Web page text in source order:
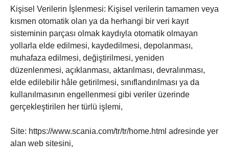
Kişisel Verilerin İşlenmesi: Kişisel verilerin tamamen veya
kısmen otomatik olan ya da herhangi bir veri kayıt
sisteminin parçası olmak kaydıyla otomatik olmayan
yollarla elde edilmesi, kaydedilmesi, depolanması,
muhafaza edilmesi, değiştirilmesi, yeniden
düzenlenmesi, açıklanması, aktarılması, devralınması,
elde edilebilir hâle getirilmesi, sınıflandırılması ya da
kullanılmasının engellenmesi gibi veriler üzerinde
gerçekleştirilen her türlü işlemi,
Site: https://www.scania.com/tr/tr/home.html adresinde yer
alan web sitesini,